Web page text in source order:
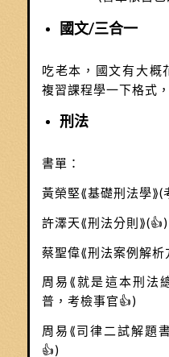
國文/三合一
吃老本，國文有大概
複習課程學一下格式
刑法
書單：
黃榮堅⟪基礎刑法學⟫(
許澤天⟪刑法分則⟫(👍)
蔡聖偉⟪刑法案例解析
周易⟪就是這本刑法
普，考檢事官👍)
周易⟪司律二試解題
👍)